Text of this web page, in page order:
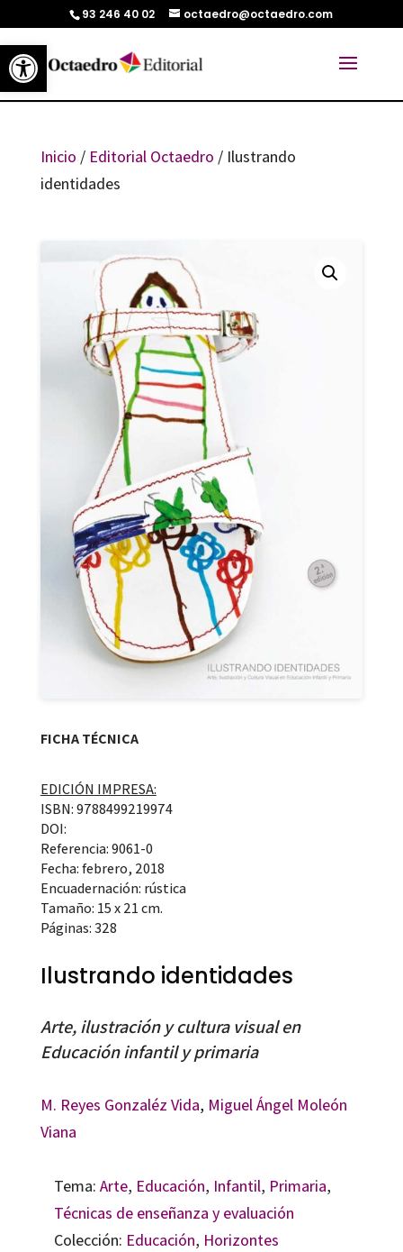
Abrir barra de herramientas
93 246 40 02 octaedro@octaedro.com
Inicio / Editorial Octaedro / Ilustrando
identidades
FICHA TÉCNICA
EDICIÓN IMPRESA:
ISBN: 9788499219974
DOI:
Referencia: 9061-0
Fecha: febrero, 2018
Encuadernación: rústica
Tamaño: 15 x 21 cm.
Páginas: 328
Ilustrando identidades
Arte, ilustración y cultura visual en
Educación infantil y primaria
M. Reyes Gonzaléz Vida, Miguel Ángel Moleón
Viana
Tema: Arte, Educación, Infantil, Primaria,
Técnicas de enseñanza y evaluación
Colección: Educación, Horizontes